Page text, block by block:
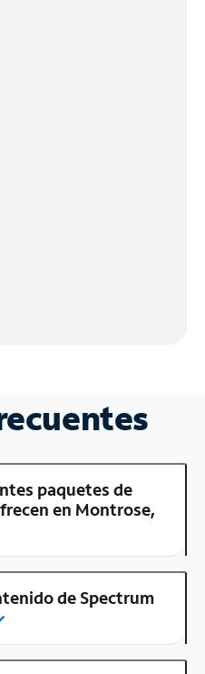
paquetes de
en Montrose,
de Spectrum